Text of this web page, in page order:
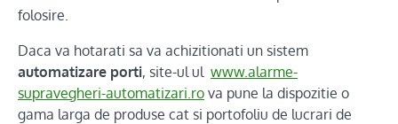
folosire.
Daca va hotarati sa va achizitionati un sistem
automatizare porti, site-ul ul www.alarme-
supravegheri-automatizari.ro va pune la dispozitie o
gama larga de produse cat si portofoliu de lucrari de